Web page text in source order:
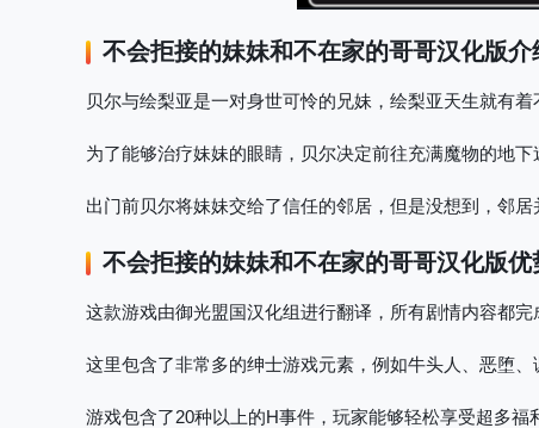
不会拒接的妹妹和不在家的哥哥汉化版介
贝尔与绘梨亚是一对身世可怜的兄妹，绘梨亚天生就有着
为了能够治疗妹妹的眼睛，贝尔决定前往充满魔物的地下
出门前贝尔将妹妹交给了信任的邻居，但是没想到，邻居
不会拒接的妹妹和不在家的哥哥汉化版优
这款游戏由御光盟国汉化组进行翻译，所有剧情内容都完
这里包含了非常多的绅士游戏元素，例如牛头人、恶堕、
游戏包含了20种以上的H事件，玩家能够轻松享受超多福